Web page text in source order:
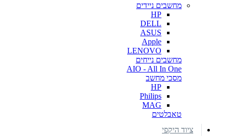
מחשבים ניידים
HP
DELL
ASUS
Apple
LENOVO
מחשבים נייחים
AIO - All In One
מסכי מחשב
HP
Philips
MAG
טאבלטים
ציוד היקפי